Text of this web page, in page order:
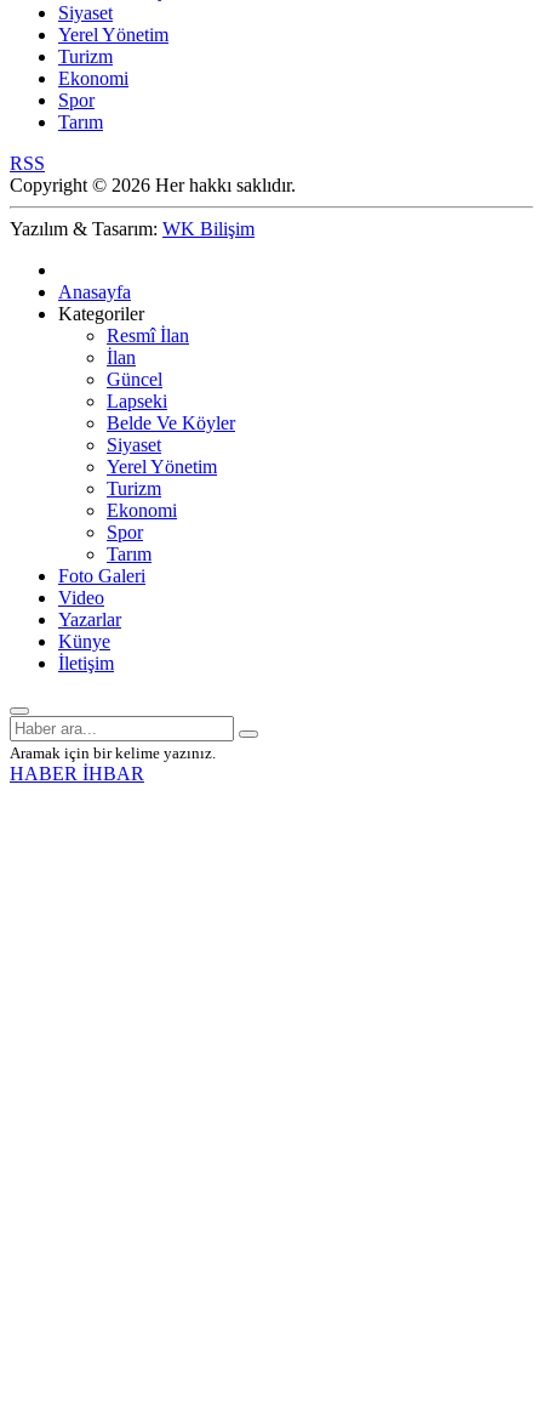
Siyaset
Yerel Yönetim
Turizm
Ekonomi
Spor
Tarım
RSS
Copyright © 2026 Her hakkı saklıdır.
Yazılım & Tasarım: WK Bilişim
Anasayfa
Kategoriler
Resmî İlan
İlan
Güncel
Lapseki
Belde Ve Köyler
Siyaset
Yerel Yönetim
Turizm
Ekonomi
Spor
Tarım
Foto Galeri
Video
Yazarlar
Künye
İletişim
Aramak için bir kelime yazınız.
HABER İHBAR